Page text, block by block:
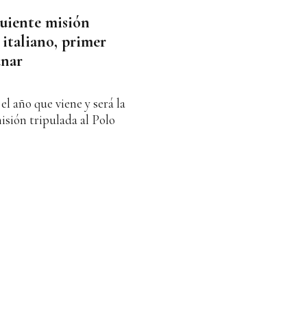
misión
primer
año que viene y será la
tripulada al Polo